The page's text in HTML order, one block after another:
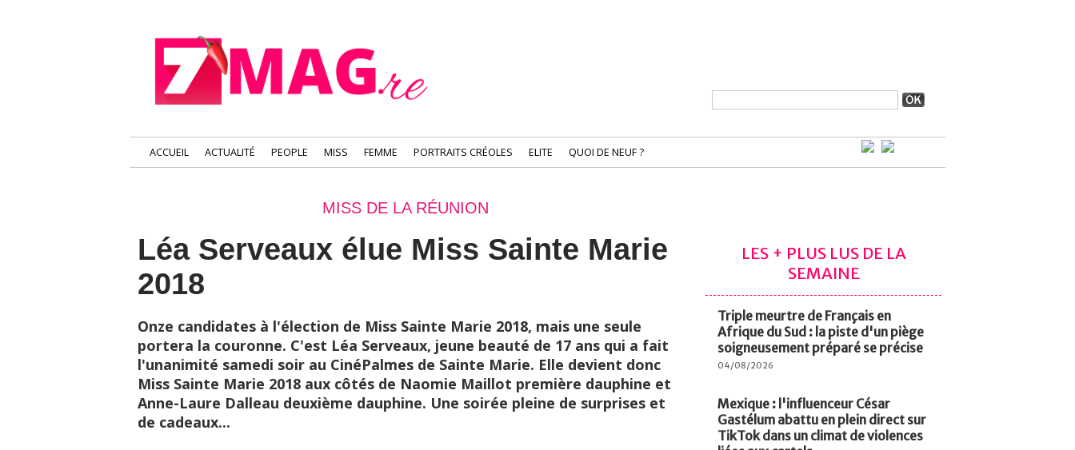
ACCUEIL ACTUALITÉ PEOPLE MISS FEMME PORTRAITS CRÉOLES ELITE QUOI DE NEUF ?
MISS DE LA RÉUNION
Léa Serveaux élue Miss Sainte Marie
2018
Onze candidates à l'élection de Miss Sainte Marie 2018, mais une seule
portera la couronne. C'est Léa Serveaux, jeune beauté de 17 ans qui a fait
l'unanimité samedi soir au CinéPalmes de Sainte Marie. Elle devient donc
Miss Sainte Marie 2018 aux côtés de Naomie Maillot première dauphine et
Anne-Laure Dalleau deuxième dauphine. Une soirée pleine de surprises et
de cadeaux...
LES + PLUS LUS DE LA
SEMAINE
Triple meurtre de Français en
Afrique du Sud : la piste d'un piège
soigneusement préparé se précise
04/08/2026
Mexique : l'influenceur César
Gastélum abattu en plein direct sur
TikTok dans un climat de violences